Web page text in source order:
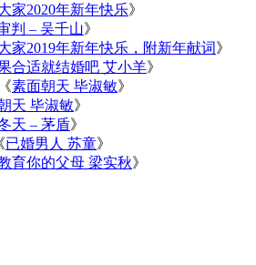
家2020年新年快乐》
判 – 吴千山》
家2019年新年快乐，附新年献词》
合适就结婚吧 艾小羊》
素面朝天 毕淑敏》
天 毕淑敏》
天 – 茅盾》
已婚男人 苏童》
育你的父母 梁实秋》